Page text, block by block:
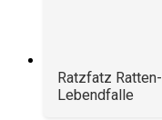
Ratzfatz Ratten-
Lebendfalle